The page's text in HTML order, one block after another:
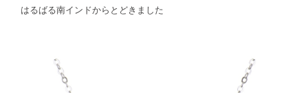
はるばる南インドからとどきました